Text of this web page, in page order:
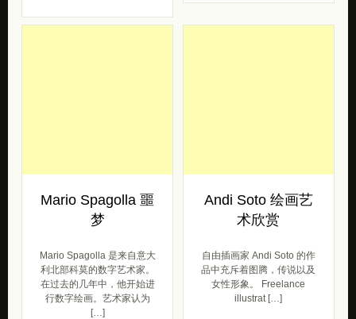
Mario Spagolla 噩
梦
Mario Spagolla 是来自意大
利北部科莫的数字艺术家。
在过去的几年中，他开始进
行数字绘画。艺术家认为
[…]
Andi Soto 绘画艺
术欣赏
自由插画家 Andi Soto 的作
品中充斥着图腾，传说以及
女性形象。 Freelance
illustrat […]